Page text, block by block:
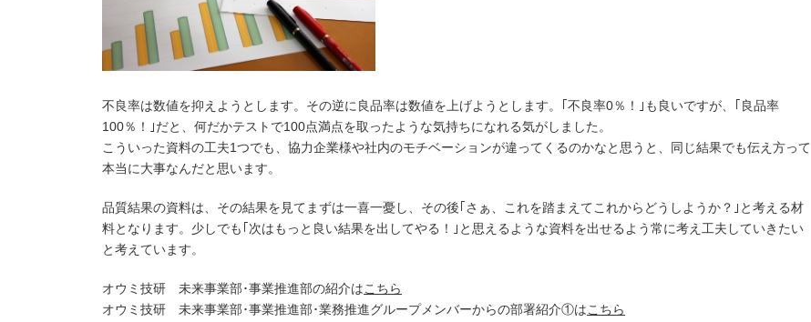
不良率は数値を抑えようとします。その逆に良品率は数値を上げようとします。｢不良率0％！｣も良いですが、｢良品率
100％！｣だと、何だかテストで100点満点を取ったような気持ちになれる気がしました。
こういった資料の工夫1つでも、協力企業様や社内のモチベーションが違ってくるのかなと思うと、同じ結果でも伝え方って
本当に大事なんだと思います。
品質結果の資料は、その結果を見てまずは一喜一憂し、その後｢さぁ、これを踏まえてこれからどうしようか？｣と考える材
料となります。少しでも｢次はもっと良い結果を出してやる！｣と思えるような資料を出せるよう常に考え工夫していきたい
と考えています。
オウミ技研 未来事業部･事業推進部の紹介はこちら
オウミ技研 未来事業部･事業推進部･業務推進グループメンバーからの部署紹介①はこちら